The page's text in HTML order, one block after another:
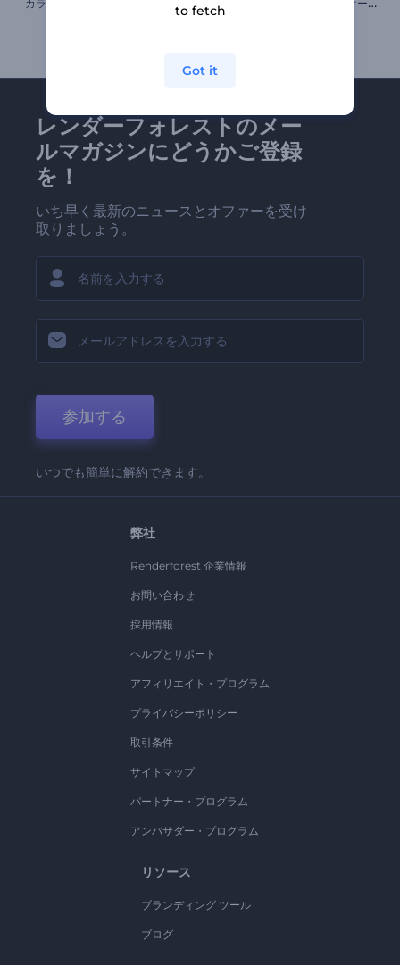
レンダーフォレストのメー
ルマガジンにどうかご登録
を！
いち早く最新のニュースとオファーを受け
取りましょう。
参加する
いつでも簡単に解約できます。
弊社
Renderforest 企業情報
お問い合わせ
採用情報
ヘルプとサポート
アフィリエイト・プログラム
プライバシーポリシー
取引条件
サイトマップ
パートナー・プログラム
アンバサダー・プログラム
リソース
ブランディング ツール
ブログ
to fetch
Got it